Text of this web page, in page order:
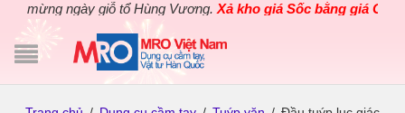
mừng ngày giỗ tổ Hùng Vương.Xả kho giá Sốc bằng giá Gốc